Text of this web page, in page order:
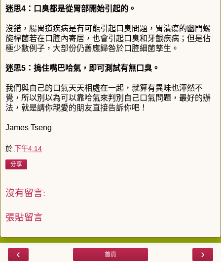
迷思4：口臭都是從胃部開始引起的。
沒錯，腸胃道疾病是有可能引起口臭問題，胃潰瘍的幽門螺
旋桿菌若在口腔內寄居，也會引起口臭和牙齦疾病；但是佔
極少數例子，大部份仍舊應歸咎於口腔細菌孳生。
迷思5：摀住嘴巴哈氣，即可測試有無口臭。
我們與自己的口氣天天相處在一起，就算有異味也渾然不
覺，所以別以為可以靠哈氣來判別自己口氣問題，最好的辦
法，就是請你親愛的朋友直接告訴你吧！
James Tseng
於 下午4:14
分享
沒有留言:
張貼留言
‹ ›
首頁